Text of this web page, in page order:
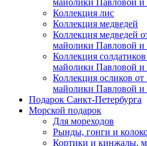
Коллекция лис
Коллекция медведей
Коллекция медведей
майолики Павловой
Коллекция
майолики Павловой
Коллекция осликов
майолики Павловой
Подарок Санкт-Петербурга
Морской подарок
Для мореходов
Рынды, гонги и
Кортики и кинжалы,